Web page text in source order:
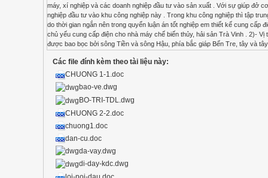
Các file đính kèm theo tài liệu này:
CHUONG 1-1.doc
bao-ve.dwg
BO-TRI-TDL.dwg
CHUONG 2-2.doc
chuong1.doc
dan-cu.doc
da-vay.dwg
di-day-kdc.dwg